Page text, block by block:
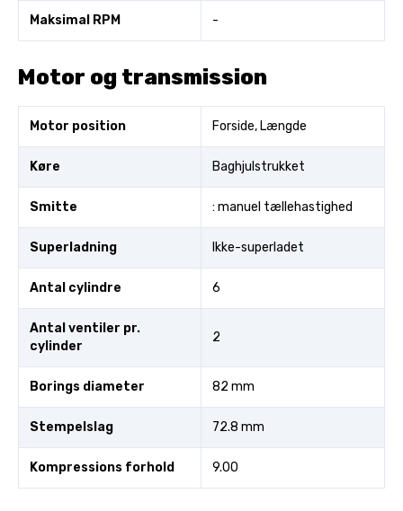
Maksimal RPM -
Motor og transmission
Motor position Forside, Længde
Køre Baghjulstrukket
Smitte : manuel tællehastighed
Superladning Ikke-superladet
Antal cylindre 6
Antal ventiler pr.
cylinder
2
Borings diameter 82 mm
Stempelslag 72.8 mm
Kompressions forhold 9.00